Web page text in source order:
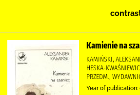
Kamienie na
KAMIŃSKI,
HESKA-
PRZEDM.,
Year of publication: